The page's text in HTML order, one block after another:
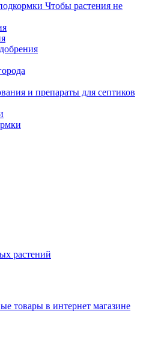
Чтобы растения не
и препараты для септиков
растений
товары в интернет магазине